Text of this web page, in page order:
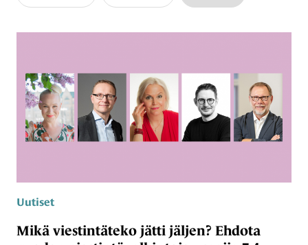
Uutiset
Mikä viestintäteko jätti jäljen? Ehdota